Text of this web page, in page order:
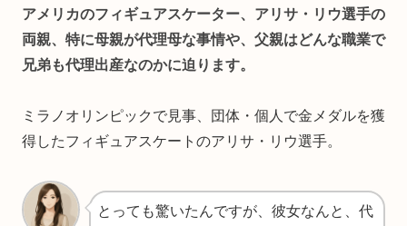
アメリカのフィギュアスケーター、アリサ・リウ選手の
両親、特に母親が代理母な事情や、父親はどんな職業で
兄弟も代理出産なのかに迫ります。
ミラノオリンピックで見事、団体・個人で金メダルを獲
得したフィギュアスケートのアリサ・リウ選手。
とっても驚いたんですが、彼女なんと、代